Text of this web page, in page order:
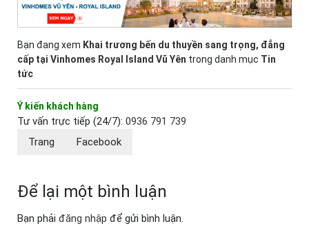
Bạn đang xem Khai trương bến du thuyền sang trọng, đẳng
cấp tại Vinhomes Royal Island Vũ Yên trong danh mục Tin
tức
Ý kiến khách hàng
Tư vấn trực tiếp (24/7): 0936 791 739
Trang
Facebook
Để lại một bình luận
Bạn phải đăng nhập để gửi bình luận.